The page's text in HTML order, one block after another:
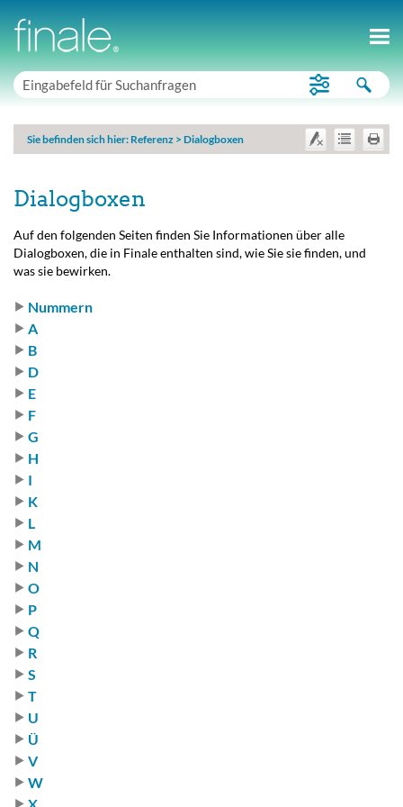
Sie befinden sich hier: Referenz > Dialogboxen
Dialogboxen
Auf den folgenden Seiten finden Sie Informationen über alle
Dialogboxen, die in Finale enthalten sind, wie Sie sie finden, und
was sie bewirken.
Nummern
A
B
D
E
F
G
H
I
K
L
M
N
O
P
Q
R
S
T
U
Ü
V
W